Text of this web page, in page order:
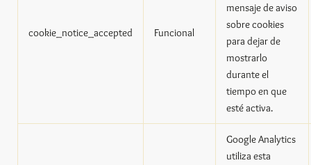
cookie_notice_accepted Funcional
mensaje de aviso
sobre cookies
para dejar de
mostrarlo
durante el
tiempo en que
esté activa.
Google Analytics
utiliza esta